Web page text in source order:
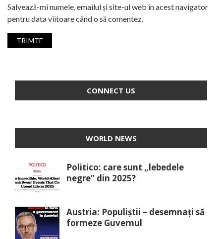
Salvează-mi numele, emailul și site-ul web în acest navigator
pentru data viitoare când o să comentez.
CONNECT US
WORLD NEWS
Politico: care sunt „lebedele
negre” din 2025?
Austria: Populiștii – desemnați să
formeze Guvernul